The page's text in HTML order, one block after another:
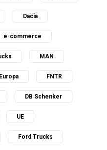
Dacia
e-commerce
MAN
Europa FNTR
DB Schenker
UE
Ford Trucks